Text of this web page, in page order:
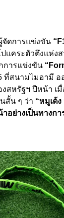
จัดการแข่งขัน
แคระตัวตึงแห่งส
การแข่งขัน
ที่สนามไมอามี อ
สหรัฐฯ ปีหน้า เ
สั้น ๆ ว่า “หมูเด้
ย่างเป็นทางกา